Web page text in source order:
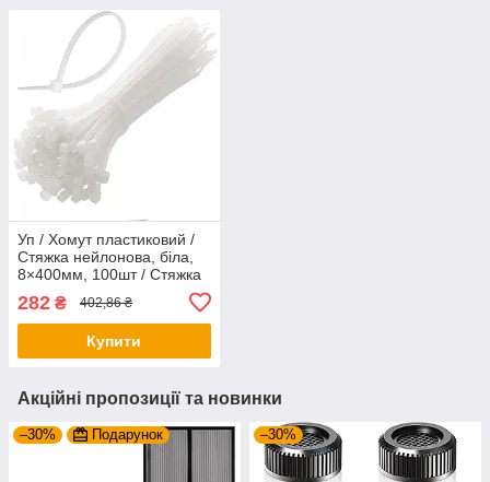
Уп / Хомут пластиковий /
Стяжка нейлонова, біла,
8×400мм, 100шт / Стяжка
282 ₴ 402,86 ₴
Купити
Акційні пропозиції та новинки
–30% Подарунок –30%